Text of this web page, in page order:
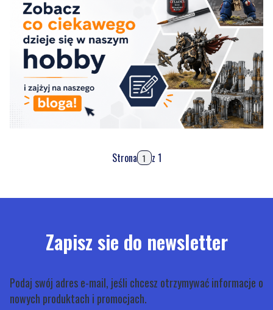
Strona z 1
Zapisz sie do newsletter
Podaj swój adres e-mail, jeśli chcesz otrzymywać informacje o
nowych produktach i promocjach.